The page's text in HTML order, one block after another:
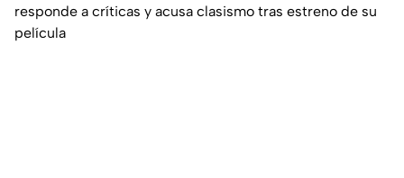
responde a críticas y acusa clasismo tras estreno de su
película